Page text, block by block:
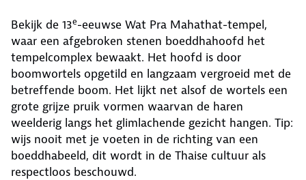
Bekijk de 13e-eeuwse Wat Pra Mahathat-tempel,
waar een afgebroken stenen boeddhahoofd het
tempelcomplex bewaakt. Het hoofd is door
boomwortels opgetild en langzaam vergroeid met de
betreffende boom. Het lijkt net alsof de wortels een
grote grijze pruik vormen waarvan de haren
weelderig langs het glimlachende gezicht hangen. Tip:
wijs nooit met je voeten in de richting van een
boeddhabeeld, dit wordt in de Thaise cultuur als
respectloos beschouwd.